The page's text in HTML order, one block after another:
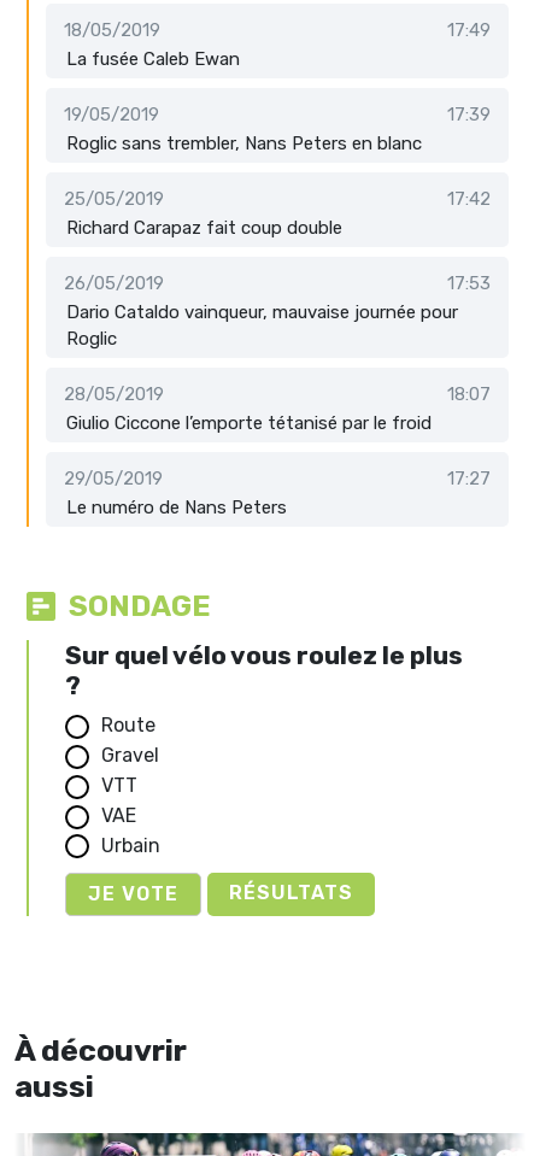
18/05/2019
17:49
La fusée Caleb Ewan
19/05/2019
17:39
Roglic sans trembler, Nans Peters en blanc
25/05/2019
17:42
Richard Carapaz fait coup double
26/05/2019
17:53
Dario Cataldo vainqueur, mauvaise journée pour
Roglic
28/05/2019
18:07
Giulio Ciccone l’emporte tétanisé par le froid
29/05/2019
17:27
Le numéro de Nans Peters
SONDAGE
Sur quel vélo vous roulez le plus
?
Route
Gravel
VTT
VAE
Urbain
RÉSULTATS
À découvrir
aussi